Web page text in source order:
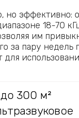
но эффективно:
18-70
им
за пару недель
до 300 м²